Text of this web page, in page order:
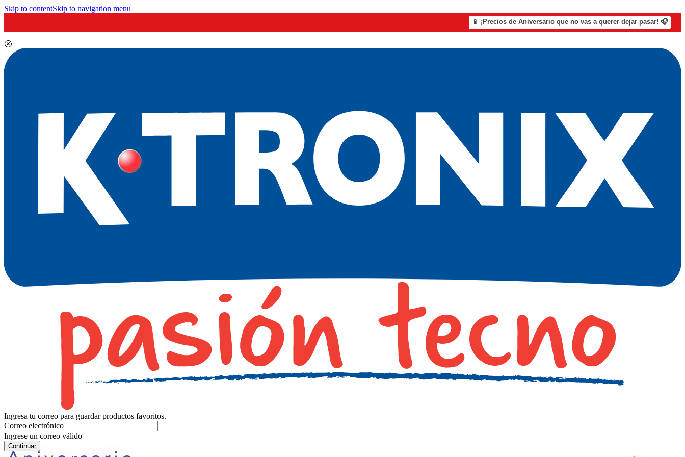
Skip to contentSkip to navigation menu
📱 ¡Precios de Aniversario que no vas a querer dejar pasar! 🎧
Ingresa tu correo para guardar productos favoritos.
Correo electrónico
Ingrese un correo válido
Continuar